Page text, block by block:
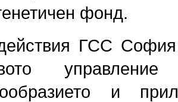
фонд.
ГСС София
и